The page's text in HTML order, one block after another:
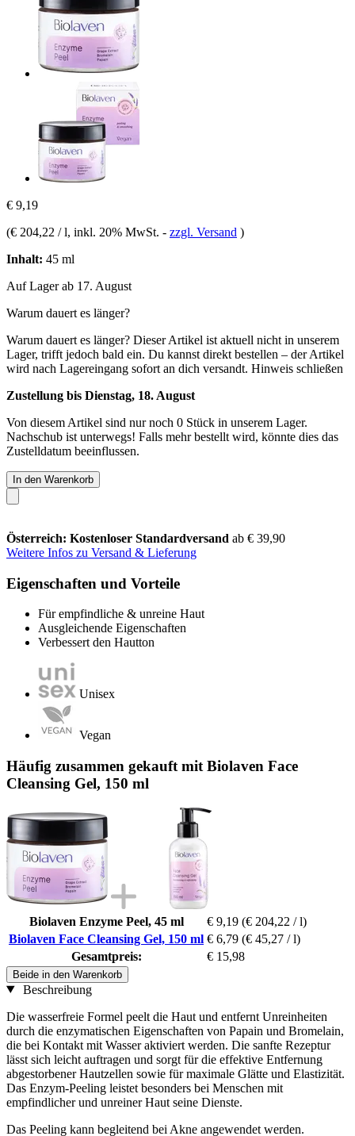
€ 9,19
(€ 204,22 / l, inkl. 20% MwSt. - zzgl. Versand )
Inhalt: 45 ml
Auf Lager ab 17. August
Warum dauert es länger?
Warum dauert es länger? Dieser Artikel ist aktuell nicht in unserem
Lager, trifft jedoch bald ein. Du kannst direkt bestellen – der Artikel
wird nach Lagereingang sofort an dich versandt. Hinweis schließen
Zustellung bis Dienstag, 18. August
Von diesem Artikel sind nur noch 0 Stück in unserem Lager.
Nachschub ist unterwegs! Falls mehr bestellt wird, könnte dies das
Zustelldatum beeinflussen.
In den Warenkorb
Österreich: Kostenloser Standardversand ab € 39,90
Weitere Infos zu Versand & Lieferung
Eigenschaften und Vorteile
Für empfindliche & unreine Haut
Ausgleichende Eigenschaften
Verbessert den Hautton
Unisex
Vegan
Häufig zusammen gekauft mit Biolaven Face
Cleansing Gel, 150 ml
Biolaven Enzyme Peel, 45 ml € 9,19 (€ 204,22 / l)
Biolaven Face Cleansing Gel, 150 ml € 6,79 (€ 45,27 / l)
Gesamtpreis:
€ 15,98
Beide in den Warenkorb
Beschreibung
Die wasserfreie Formel peelt die Haut und entfernt Unreinheiten
durch die enzymatischen Eigenschaften von Papain und Bromelain,
die bei Kontakt mit Wasser aktiviert werden. Die sanfte Rezeptur
lässt sich leicht auftragen und sorgt für die effektive Entfernung
abgestorbener Hautzellen sowie für maximale Glätte und Elastizität.
Das Enzym-Peeling leistet besonders bei Menschen mit
empfindlicher und unreiner Haut seine Dienste.
Das Peeling kann begleitend bei Akne angewendet werden.